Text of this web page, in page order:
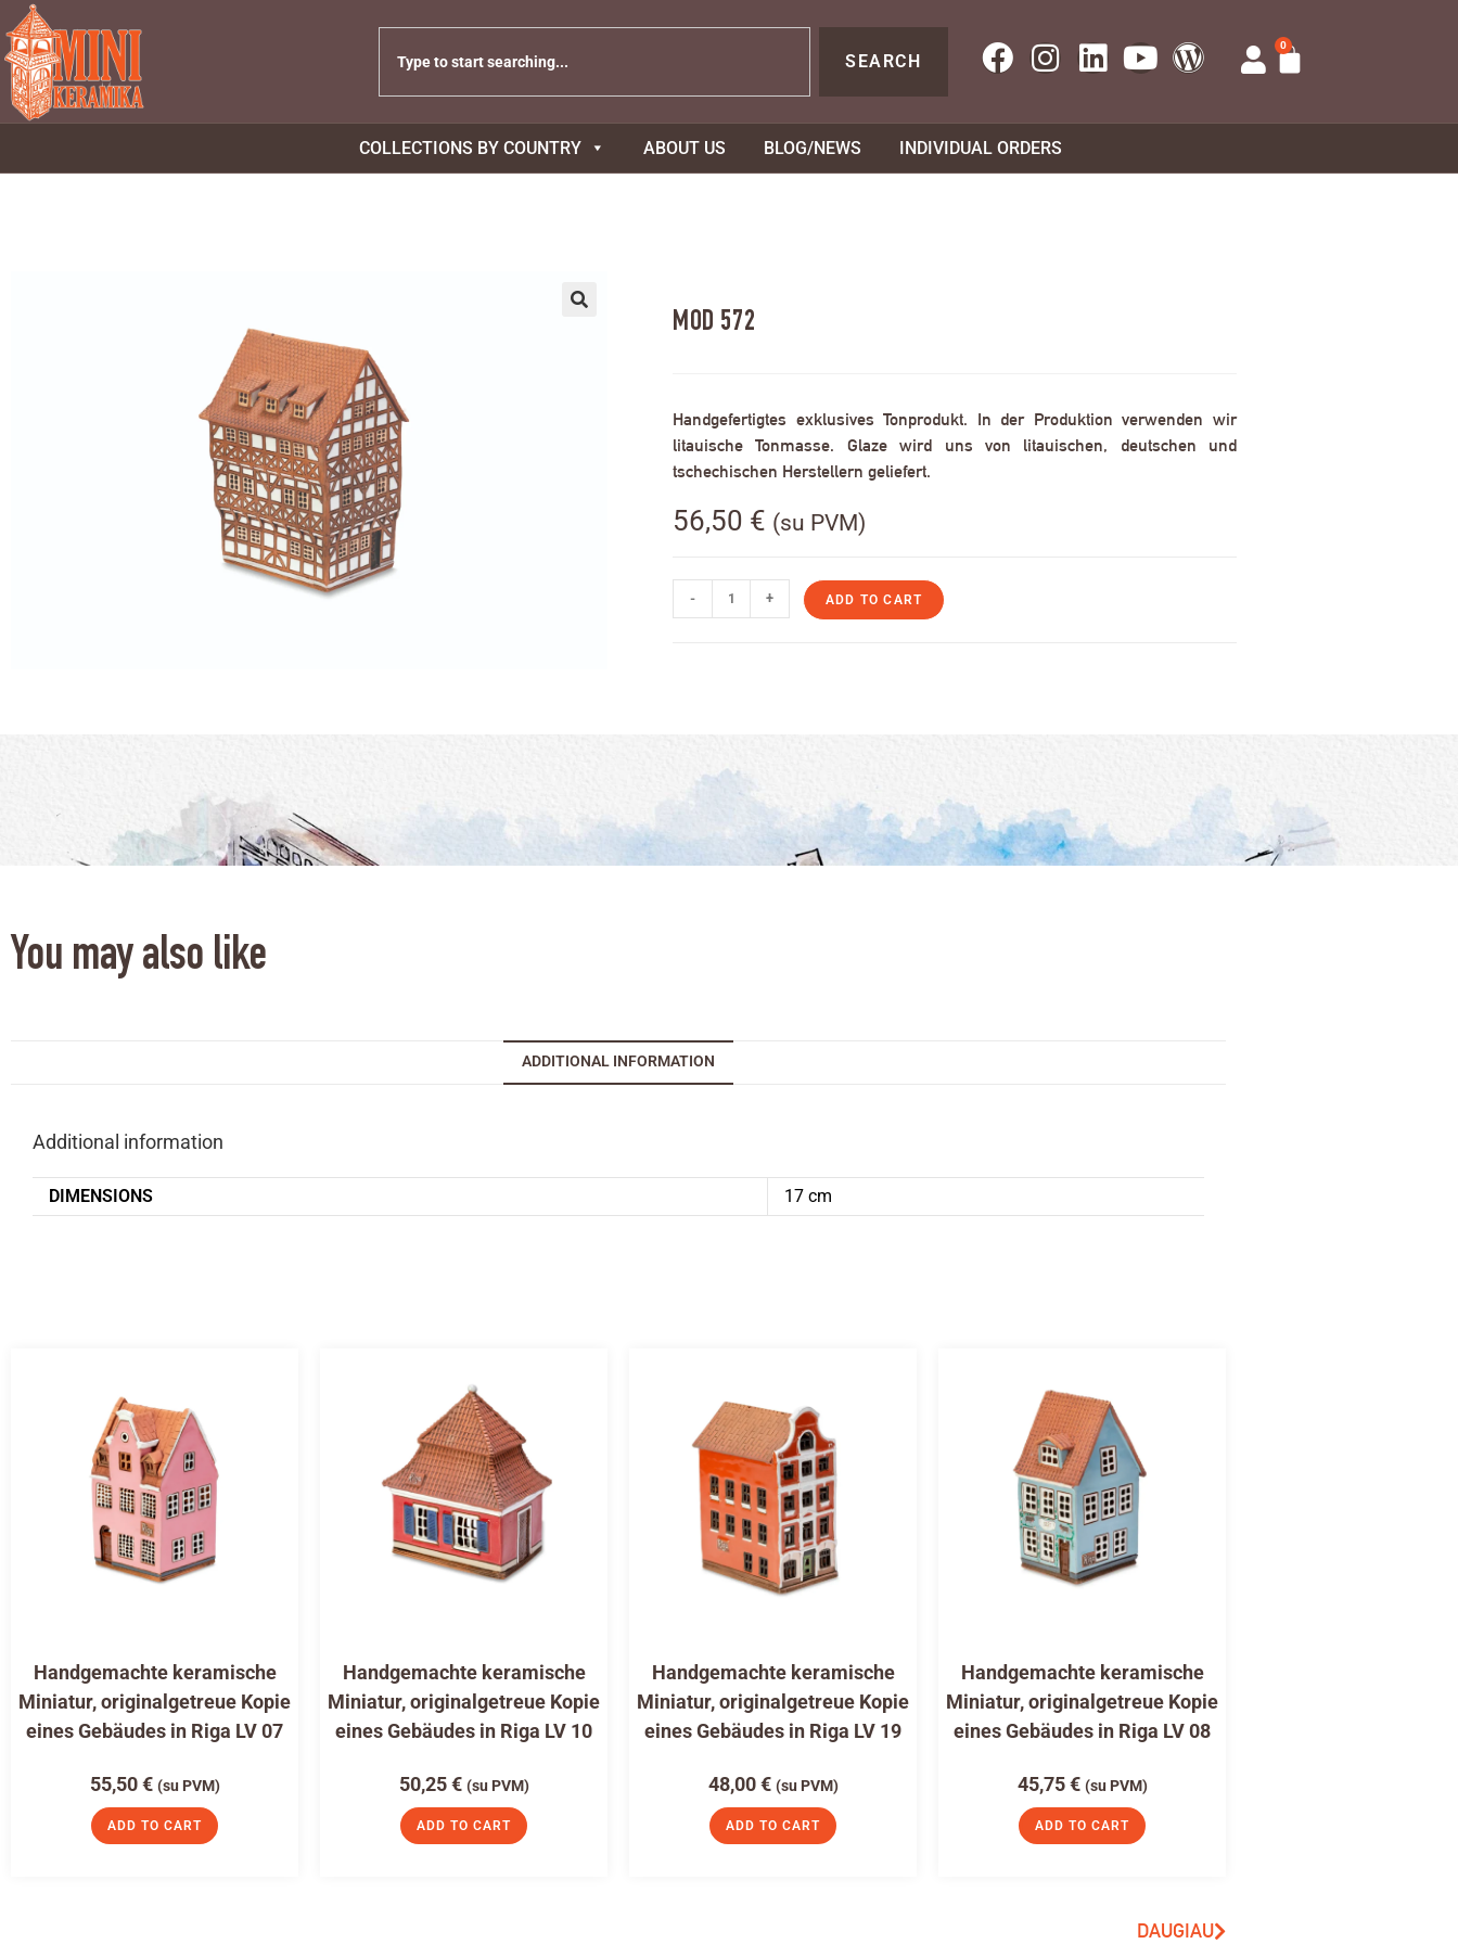
SEARCH
0
COLLECTIONS BY COUNTRY ABOUT US BLOG/NEWS INDIVIDUAL ORDERS
MOD 572
Handgefertigtes exklusives Tonprodukt. In der Produktion verwenden wir
litauische Tonmasse. Glaze wird uns von litauischen, deutschen und
tschechischen Herstellern geliefert.
56,50 € (su PVM)
- + ADD TO CART
You may also like
ADDITIONAL INFORMATION
Additional information
DIMENSIONS 17 cm
Handgemachte keramische
Miniatur, originalgetreue Kopie
eines Gebäudes in Riga LV 07
55,50€ (su PVM)
ADD TO CART
Handgemachte keramische
Miniatur, originalgetreue Kopie
eines Gebäudes in Riga LV 10
50,25€ (su PVM)
ADD TO CART
Handgemachte keramische
Miniatur, originalgetreue Kopie
eines Gebäudes in Riga LV 19
48,00€ (su PVM)
ADD TO CART
Handgemachte keramische
Miniatur, originalgetreue Kopie
eines Gebäudes in Riga LV 08
45,75€ (su PVM)
ADD TO CART
DAUGIAU